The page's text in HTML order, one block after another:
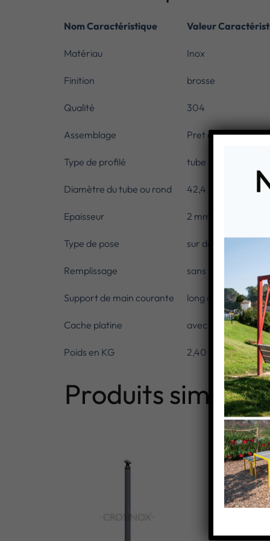
Nom Caractéristique Valeur
Matériau Inox
Finition brosse
Qualité 304
Assemblage Pret a poser
Type de profilé tube rond
Diamètre du tube ou rond 42,4 mm
Epaisseur 2 mm
Type de pose sur dalle
Remplissage sans
Support de main courante long classique
Cache platine avec
Poids en KG 2,40
Produits